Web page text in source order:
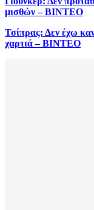
μισθών – ΒΙΝΤΕΟ
Τσίπρας: Δεν έχω
χαρτιά – ΒΙΝΤΕΟ